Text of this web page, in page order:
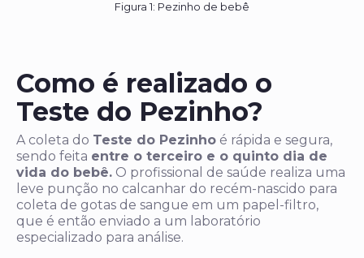
Figura 1: Pezinho de bebê
Como é realizado o
Teste do Pezinho?
A coleta do Teste do Pezinho é rápida e segura,
sendo feita entre o terceiro e o quinto dia de
vida do bebê. O profissional de saúde realiza uma
leve punção no calcanhar do recém-nascido para
coleta de gotas de sangue em um papel-filtro,
que é então enviado a um laboratório
especializado para análise.